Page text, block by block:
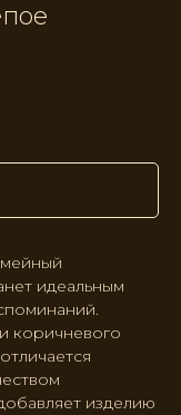
идеальным
коричневого
изделию